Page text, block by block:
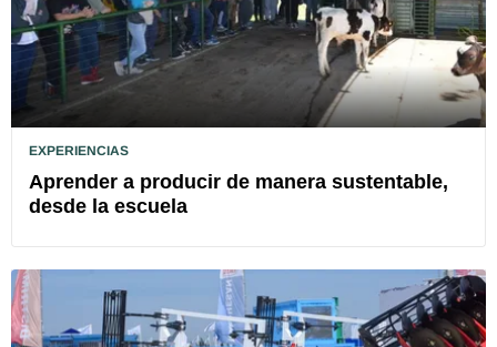
EXPERIENCIAS
Aprender a producir de manera sustentable,
desde la escuela